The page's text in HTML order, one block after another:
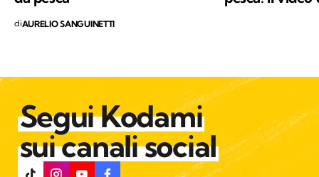
diAURELIO SANGUINETTI
Segui Kodami
sui canali social